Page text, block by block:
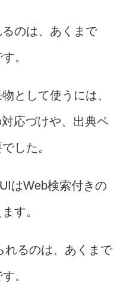
のは、あくまで
。
として使うには、
応づけや、出典ペ
した。
はWeb検索付きの
す。
れるのは、あくまで
。